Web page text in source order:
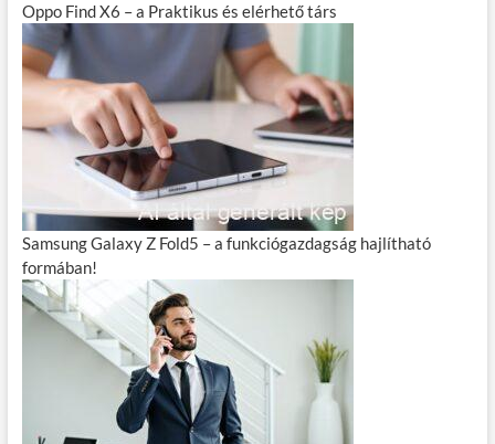
Oppo Find X6 – a Praktikus és elérhető társ
Samsung Galaxy Z Fold5 – a funkciógazdagság hajlítható
formában!